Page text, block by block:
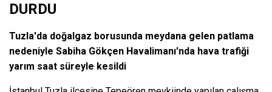
DURDU
Tuzla'da doğalgaz borusunda meydana gelen patlama
nedeniyle Sabiha Gökçen Havalimanı'nda hava trafiği
yarım saat süreyle kesildi